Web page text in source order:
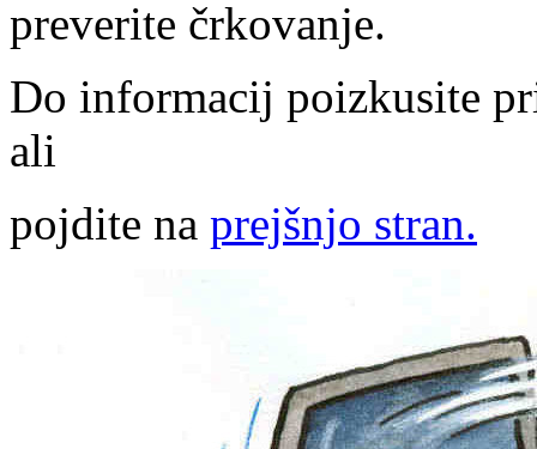
preverite črkovanje.
Do informacij poizkusite
ali
pojdite na prejšnjo stran.